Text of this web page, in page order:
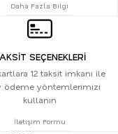
Daha Fazla Bilgi
SEÇENEKLERİ
12 taksit imkanı ile
ödeme yöntemlerimizi
kullanın
İletişim Formu